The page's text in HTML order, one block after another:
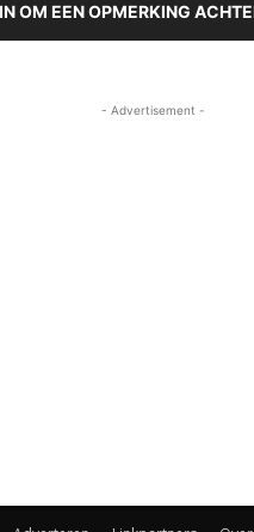
OM EEN OPMERKING
- Advertisement -